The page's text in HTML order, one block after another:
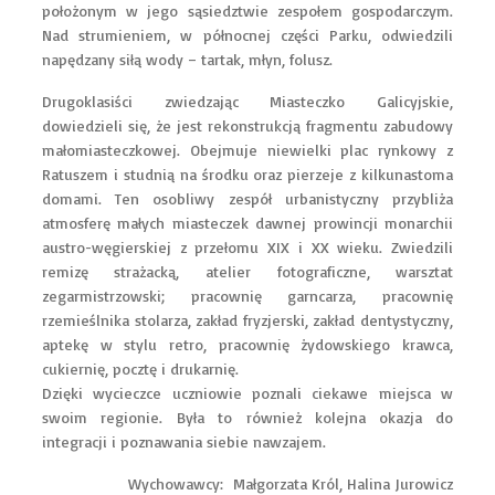
położonym w jego sąsiedztwie zespołem gospodarczym.
Nad strumieniem, w północnej części Parku, odwiedzili
napędzany siłą wody – tartak, młyn, folusz.
Drugoklasiści zwiedzając Miasteczko Galicyjskie,
dowiedzieli się, że jest rekonstrukcją fragmentu zabudowy
małomiasteczkowej. Obejmuje niewielki plac rynkowy z
Ratuszem i studnią na środku oraz pierzeje z kilkunastoma
domami. Ten osobliwy zespół urbanistyczny przybliża
atmosferę małych miasteczek dawnej prowincji monarchii
austro-węgierskiej z przełomu XIX i XX wieku. Zwiedzili
remizę strażacką, atelier fotograficzne, warsztat
zegarmistrzowski; pracownię garncarza, pracownię
rzemieślnika stolarza, zakład fryzjerski, zakład dentystyczny,
aptekę w stylu retro, pracownię żydowskiego krawca,
cukiernię, pocztę i drukarnię.
Dzięki wycieczce uczniowie poznali ciekawe miejsca w
swoim regionie. Była to również kolejna okazja do
integracji i poznawania siebie nawzajem.
Wychowawcy: Małgorzata Król, Halina Jurowicz